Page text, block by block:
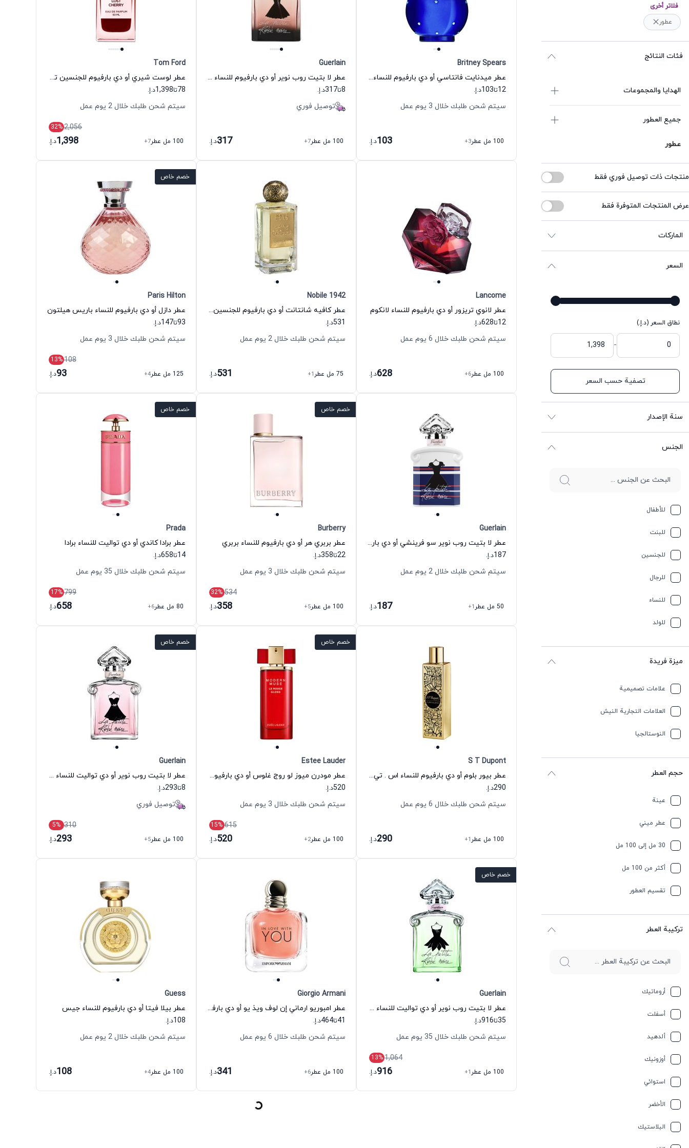
فلاتر أخرى
عطور
فئات النتائج
الهدايا والمجموعات
جميع العطور
عطور
منتجات ذات توصيل فوري فقط
عرض المنتجات المتوفرة فقط
الماركات
السعر
نطاق السعر (د.إ.)
-
تصفية حسب السعر
سنة الإصدار
الجنس
للأطفال
للبنت
للجنسين
للرجال
للنساء
للولد
ميزة فريدة
علامات تصميمية
العلامات التجارية النيش
النوستالجيا
حجم العطر
عينة
عطر ميني
30 مل إلى 100 مل
أكثر من 100 مل
تقسیم العطور
ترکیبة العطر
أروماتيك
أسفلت
ألدهيد
أوزونيك
استوائي
الأخضر
البلاستيك
Britney Spears
عطر ميدنايت فانتاسي أو دي بارفيوم للنساء بريتني سبيرز
12تا103د.إ.
سيتم شحن طلبك خلال 3 يوم عمل
100 مل عطر +3
103د.إ.
Guerlain
عطر لا بتيت روب نوير أو دي بارفيوم للنساء غيرلان
8تا317د.إ.
توصيل فوري
100 مل عطر +7
317د.إ.
Tom Ford
عطر لوست شيري أو دي بارفيوم للجنسين توم فورد
78تا1,398د.إ.
سيتم شحن طلبك خلال 2 يوم عمل
2,056
32%
100 مل عطر
+7
1,398د.إ.
Lancome
عطر لانوي تريزور أو دي بارفيوم للنساء لانكوم
12تا628د.إ.
سيتم شحن طلبك خلال 6 يوم عمل
100 مل عطر +6
628د.إ.
Nobile 1942
عطر كافيه شانتانت أو دي بارفيوم للجنسين نوبيل 1942
531د.إ.
سيتم شحن طلبك خلال 2 يوم عمل
75 مل عطر +1
531د.إ.
خصم خاص
Paris Hilton
عطر دازل أو دي بارفيوم للنساء باريس هيلتون
93تا147د.إ.
سيتم شحن طلبك خلال 3 يوم عمل
108
13%
125 مل عطر
+4
93د.إ.
Guerlain
عطر لا بتيت روب نوير سو فرينشي أو دي بارفيوم للنساء غيرلان
187د.إ.
سيتم شحن طلبك خلال 2 يوم عمل
50 مل عطر +1
187د.إ.
خصم خاص
Burberry
عطر بربري هر أو دي بارفيوم للنساء بربري
22تا358د.إ.
سيتم شحن طلبك خلال 3 يوم عمل
534
32%
100 مل عطر
+5
358د.إ.
خصم خاص
Prada
عطر برادا كاندي أو دي تواليت للنساء برادا
14تا658د.إ.
سيتم شحن طلبك خلال 35 يوم عمل
799
17%
80 مل عطر
+6
658د.إ.
S T Dupont
عطر بيور بلوم أو دي بارفيوم للنساء اس . تي . دوبونت
290د.إ.
سيتم شحن طلبك خلال 6 يوم عمل
100 مل عطر +1
290د.إ.
خصم خاص
Estee Lauder
عطر مودرن ميوز لو روج غلوس أو دي بارفيوم للنساء إستي لودر
520د.إ.
سيتم شحن طلبك خلال 3 يوم عمل
615
15%
100 مل عطر
+2
520د.إ.
خصم خاص
Guerlain
عطر لا بتيت روب نوير أو دي تواليت للنساء غيرلان
8تا293د.إ.
توصيل فوري
310
5%
100 مل عطر
+5
293د.إ.
خصم خاص
Guerlain
عطر لا بتيت روب نوير أو دي تواليت للنساء غيرلان
35تا916د.إ.
سيتم شحن طلبك خلال 35 يوم عمل
1,064
13%
100 مل عطر
+1
916د.إ.
Giorgio Armani
عطر امبوريو ارماني إن لوف ويذ يو أو دي بارفيوم للنساء جورجيو أرماني
41تا464د.إ.
سيتم شحن طلبك خلال 6 يوم عمل
100 مل عطر +6
341د.إ.
Guess
عطر بيلا فيتا أو دي بارفيوم للنساء جيس
108د.إ.
سيتم شحن طلبك خلال 2 يوم عمل
100 مل عطر +4
108د.إ.